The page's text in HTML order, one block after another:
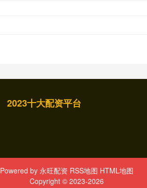
2023十大配资平台
Powered by 永旺配资 RSS地图 HTML地图
Copyright © 2023-2026